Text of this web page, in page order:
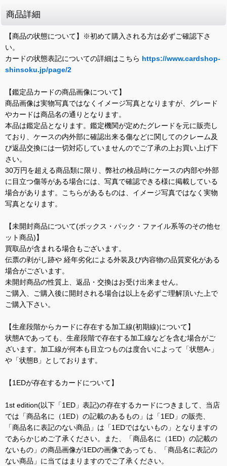
商品詳細
【商品の状態について】※初めて購入される方は必ずご確認下さ
い。
カードの状態表記についての詳細はこちら https://www.cardshop-
shinsoku.jp/page/2
【鑑定品カードの商品画像について】
商品画像は実物写真ではなくイメージ写真となりますが、グレード
やカードは商品名の通りとなります。
本品は鑑定品となります。鑑定機関が定めたグレードを元に販売し
ており、ケースの内外部に確認出来る傷などに関してのクレーム及
び返品交換には一切対応していませんのでご了承の上お買い上げ下
さい。
30万円を超える商品類に限り、弊社の検品時にケースの内部や外部
に目立つ傷等がある場合には、写真で確認できる様に掲載している
場合があります。こちらがあるものは、イメージ写真ではなく実物
写真となります。
【未開封商品について(ボックス・パック・ファイル系等のその他セ
ット商品)】
買取品が含まれる場合もございます。
伝票の剥がし跡や 経年劣化による外装及び内容物の品質変化がある
場合がございます。
未開封商品の性質上、返品・交換はお受け出来ません。
ご購入、ご購入後に開封される場合は以上を必ずご理解頂いた上で
ご購入下さい。
【生産段階からカードに存在する加工線(初期線)について】
状態Aであっても、生産段階で存在する加工線などを含む場合がご
ざいます。加工線が何本も目立つものは度合いによって「状態A-」
や「状態B」としております。
【1EDが存在するカードについて】
1st edition(以下「1ED」表記)の存在するカードにつきまして、当店
では「商品名に（1ED）の記載のあるもの」は「1ED」の販売、
「商品名に表記のない商品」は「1EDではないもの」となりますの
であらかじめご了承ください。また、「商品名に（1ED）の記載の
ないもの」の商品画像が1EDの画像であっても、「商品名に表記の
ない商品」に当てはまりますのでご了承ください。